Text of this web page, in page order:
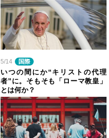
5/14 国際
いつの間にか“キリストの代理
者”に。そもそも「ローマ教皇」
とは何か？